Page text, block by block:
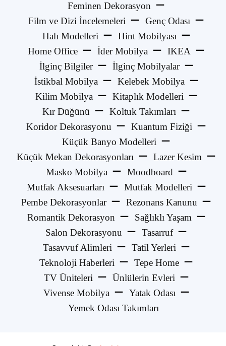
Feminen Dekorasyon
Film ve Dizi İncelemeleri
Genç Odası
Halı Modelleri
Hint Mobilyası
Home Office
İder Mobilya
IKEA
İlginç Bilgiler
İlginç Mobilyalar
İstikbal Mobilya
Kelebek Mobilya
Kilim Mobilya
Kitaplık Modelleri
Kır Düğünü
Koltuk Takımları
Koridor Dekorasyonu
Kuantum Fiziği
Küçük Banyo Modelleri
Küçük Mekan Dekorasyonları
Lazer Kesim
Masko Mobilya
Moodboard
Mutfak Aksesuarları
Mutfak Modelleri
Pembe Dekorasyonlar
Rezonans Kanunu
Romantik Dekorasyon
Sağlıklı Yaşam
Salon Dekorasyonu
Tasarruf
Tasavvuf Alimleri
Tatil Yerleri
Teknoloji Haberleri
Tepe Home
TV Üniteleri
Ünlülerin Evleri
Vivense Mobilya
Yatak Odası
Yemek Odası Takımları